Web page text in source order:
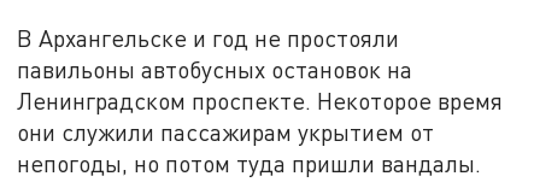
В Архангельске и год не простояли
павильоны автобусных остановок на
Ленинградском проспекте. Некоторое время
они служили пассажирам укрытием от
непогоды, но потом туда пришли вандалы.